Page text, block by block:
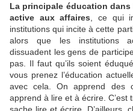
La principale éducation
active aux affaires , ce qui
institutions qui incite à cette
alors que les institutions
dissuadent les gens de
pas. Il faut qu’ils soient
vous prenez l’éducation
avec cela. On apprend des
apprend à lire et à écrire.
sache lire et écrire. D’ailleurs,